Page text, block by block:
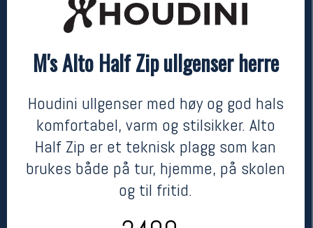
M's Alto Half Zip ullgenser herre
Houdini ullgenser med høy og god hals
komfortabel, varm og stilsikker. Alto
Half Zip er et teknisk plagg som kan
brukes både på tur, hjemme, på skolen
og til fritid.
Houdini
kr 2400